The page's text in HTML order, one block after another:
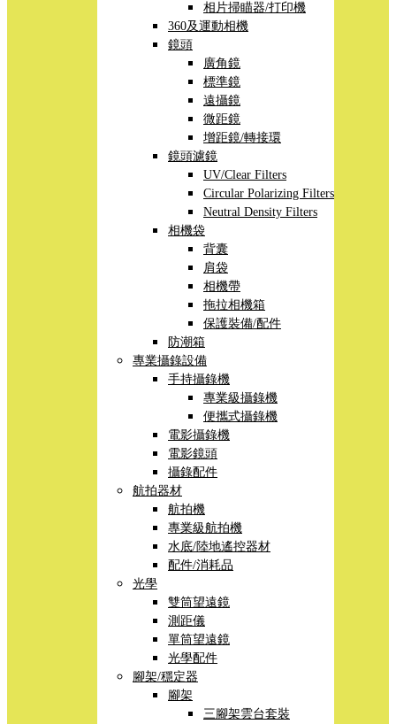
相片掃瞄器/打印機
360及運動相機
鏡頭
廣角鏡
標準鏡
遠攝鏡
微距鏡
增距鏡/轉接環
鏡頭濾鏡
UV/Clear Filters
Circular Polarizing Filters
Neutral Density Filters
相機袋
背囊
肩袋
相機帶
拖拉相機箱
保護裝備/配件
防潮箱
專業攝錄設備
手持攝錄機
專業級攝錄機
便攜式攝錄機
電影攝錄機
電影鏡頭
攝錄配件
航拍器材
航拍機
專業級航拍機
水底/陸地遙控器材
配件/消耗品
光學
雙筒望遠鏡
測距儀
單筒望遠鏡
光學配件
腳架/穩定器
腳架
三腳架雲台套裝